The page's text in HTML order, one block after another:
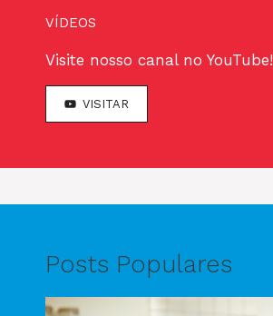
VÍDEOS
Visite nosso canal no YouTube!
VISITAR
Posts Populares